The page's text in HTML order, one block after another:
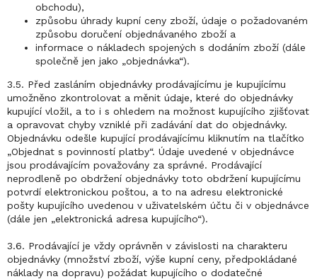
obchodu),
způsobu úhrady kupní ceny zboží, údaje o požadovaném
způsobu doručení objednávaného zboží a
informace o nákladech spojených s dodáním zboží (dále
společně jen jako „objednávka“).
3.5. Před zasláním objednávky prodávajícímu je kupujícímu
umožněno zkontrolovat a měnit údaje, které do objednávky
kupující vložil, a to i s ohledem na možnost kupujícího zjišťovat
a opravovat chyby vzniklé při zadávání dat do objednávky.
Objednávku odešle kupující prodávajícímu kliknutím na tlačítko
„Objednat s povinností platby“. Údaje uvedené v objednávce
jsou prodávajícím považovány za správné. Prodávající
neprodleně po obdržení objednávky toto obdržení kupujícímu
potvrdí elektronickou poštou, a to na adresu elektronické
pošty kupujícího uvedenou v uživatelském účtu či v objednávce
(dále jen „elektronická adresa kupujícího“).
3.6. Prodávající je vždy oprávněn v závislosti na charakteru
objednávky (množství zboží, výše kupní ceny, předpokládané
náklady na dopravu) požádat kupujícího o dodatečné